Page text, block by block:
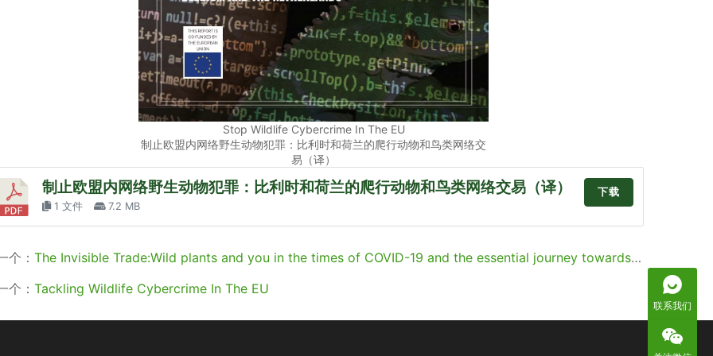
Stop Wildlife Cybercrime In The EU
制止欧盟内网络野生动物犯罪：比利时和荷兰的爬行动物和鸟类网络交
易（译）
制止欧盟内网络野生动物犯罪：比利时和荷兰的爬行动物和鸟类网络交易（译）
1 文件 7.2 MB
下载
个： The Invisible Trade:Wild plants and you in the times of COVID-19 and the essential journey towards sustainability
个： Tackling Wildlife Cybercrime In The EU
联系我们